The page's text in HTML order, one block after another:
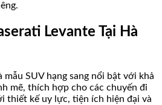
Levante Tại Hà
mẫu SUV hạng sang nổi bật với khả
mẽ, thích hợp cho các chuyến đi
thiết kế uy lực, tiện ích hiện đại và